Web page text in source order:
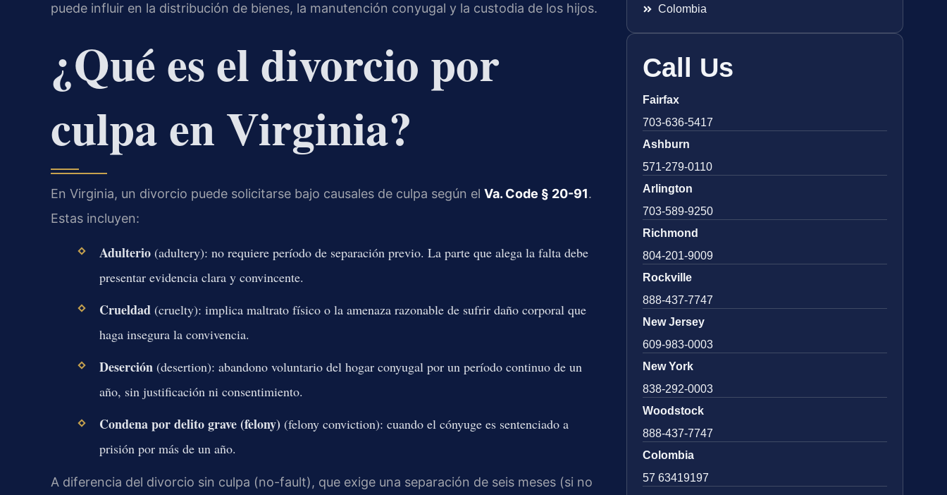
puede influir en la distribución de bienes, la manutención conyugal y la custodia de los hijos.
¿Qué es el divorcio por
culpa en Virginia?
En Virginia, un divorcio puede solicitarse bajo causales de culpa según el Va. Code § 20-91.
Estas incluyen:
Adulterio(adultery): no requiere período de separación previo. La parte que alega la falta debe
presentar evidencia clara y convincente.
Crueldad(cruelty): implica maltrato físico o la amenaza razonable de sufrir daño corporal que
haga insegura la convivencia.
Deserción(desertion): abandono voluntario del hogar conyugal por un período continuo de un
año, sin justificación ni consentimiento.
Condena por delito grave (felony) (felony conviction): cuando el cónyuge es sentenciado a
prisión por más de un año.
A diferencia del divorcio sin culpa (no-fault), que exige una separación de seis meses (si no
Colombia
Call Us
Fairfax
703-636-5417
Ashburn
571-279-0110
Arlington
703-589-9250
Richmond
804-201-9009
Rockville
888-437-7747
New Jersey
609-983-0003
New York
838-292-0003
Woodstock
888-437-7747
Colombia
57 63419197